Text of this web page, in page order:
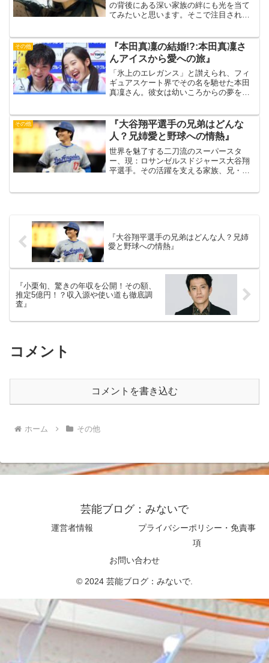
の背後にある深い家族の絆にも光を当て
てみたいと思います。そこで注目される
美しい風景の中で、映像会社を経営する
父とアパレル業界で活躍...
その他
『本田真凜の結婚!?:本田真凜さ
んアイスから愛への旅』
「氷上のエレガンス」と讃えられ、フィ
ギュアスケート界でその名を馳せた本田
真凜さん。彼女は幼いころからの夢を追
トライトの下で繰り広げられるその華や
かなキャリアの裏では、一...
その他
『大谷翔平選手の兄弟はどんな
人？兄姉愛と野球への情熱』
世界を魅了する二刀流のスーパースタ
ー、現：ロサンゼルスドジャース大谷翔
平選手。その活躍を支える家族、兄・姉
『大谷翔平選手の兄弟はどんな人？兄姉
愛と野球への情熱』
『小栗旬、驚きの年収を公開！その額、
推定5億円！？収入源や使い道も徹底調
査』
コメント
コメントを書き込む
ホーム その他
芸能ブログ：みないで
運営者情報
プライバシーポリシー・免責事
項
お問い合わせ
© 2024 芸能ブログ：みないで.